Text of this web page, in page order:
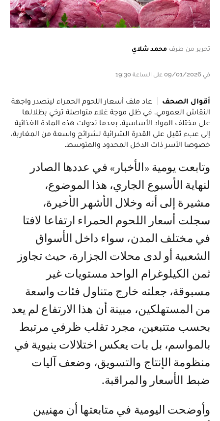
تحرير من طرف محمد شلاي
في 09/01/2026 على الساعة 19:30
أقوال الصحف
عاد ملف أسعار اللحوم الحمراء ليتصدر واجهة
النقاش العمومي، في ظل موجة غلاء متواصلة ترخي بظلالها
على مختلف المواد الأساسية، بعدما تحولت هذه المادة الغذائية
إلى عبء ثقيل على القدرة الشرائية لشرائح واسعة من المغاربة،
خصوصا الأسر ذات الدخل المحدود والمتوسط.
وتابعت يومية «الأخبار» في عددها الصادر
لنهاية الأسبوع الجاري، هذا الموضوع،
مشيرة إلى أنه وخلال الأشهر الأخيرة،
سجلت أسعار اللحوم الحمراء ارتفاعا لافتا
في مختلف المدن، سواء داخل الأسواق
الشعبية أو لدى محلات الجزارة، حيث تجاوز
ثمن الكيلوغرام الواحد مستويات غير
مسبوقة، جعلته خارج متناول فئات واسعة
من المستهلكين، مبينة أن هذا الارتفاع لم يعد
بحسب متتبعين، مجرد تقلب ظرفي مرتبط
بالمواسم، بل بات يعكس اختلالات بنيوية في
منظومة الإنتاج والتسويق، وضعف آليات
ضبط الأسعار والمراقبة.
وأوضحت اليومية في متابعتها أن مهنيين